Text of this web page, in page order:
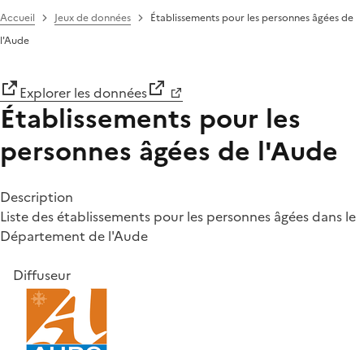
Accueil Jeux de données
Établissements pour les personnes âgées de
l'Aude
Explorer les données
Établissements pour les
personnes âgées de l'Aude
Description
Liste des établissements pour les personnes âgées dans le
Département de l'Aude
Diffuseur